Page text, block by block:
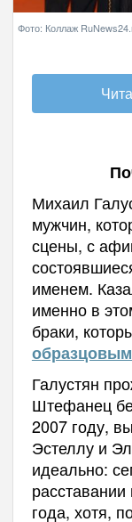
Фото: Коллаж
Михаил
мужчин,
сцены, с
именем.
именно в
браки,
Галустян
Штефанец
2007 году,
Эстеллу и
идеально:
года, хотя,